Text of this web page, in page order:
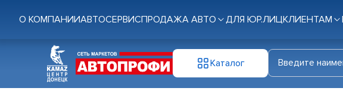
О КОМПАНИИАВТОСЕРВИСПРОДАЖА АВТО ДЛЯ ЮР.ЛИЦКЛИЕНТАМ
Каталог